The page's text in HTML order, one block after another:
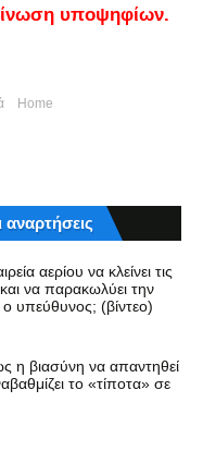
υποψηφίων.
Home
αερίου να κλείνει τις
να παρακωλύει την
ο υπεύθυνος; (βίντεο)
η βιασύνη να απαντηθεί
το «τίποτα» σε